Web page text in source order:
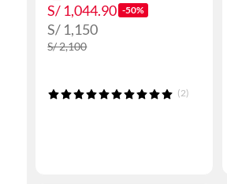
S/ 1,044.90 -50%
S/ 1,150
S/ 2,100
(2)